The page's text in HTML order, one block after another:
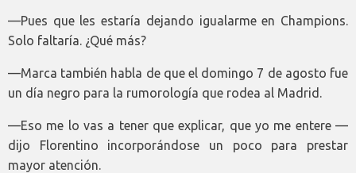
—Pues que les estaría dejando igualarme en Champions.
Solo faltaría. ¿Qué más?
—Marca también habla de que el domingo 7 de agosto fue
un día negro para la rumorología que rodea al Madrid.
—Eso me lo vas a tener que explicar, que yo me entere —
dijo Florentino incorporándose un poco para prestar
mayor atención.